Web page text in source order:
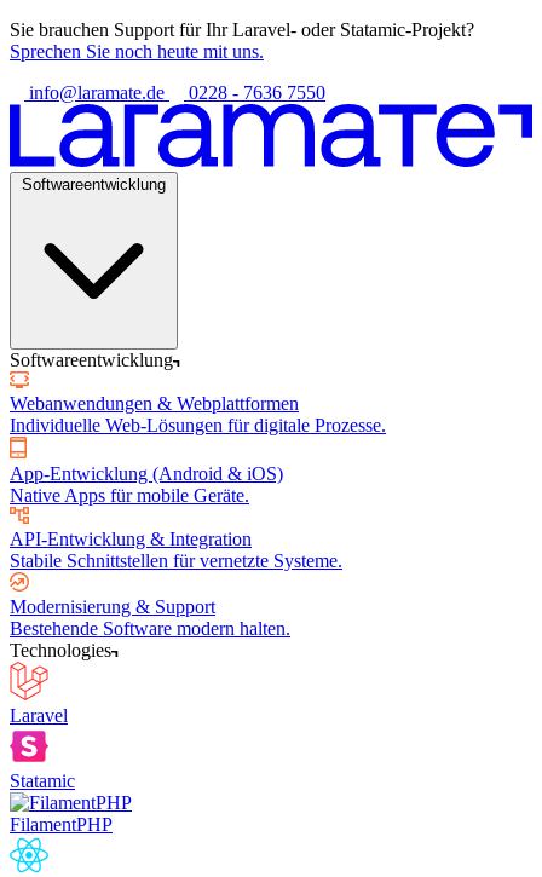
Sie brauchen Support für Ihr Laravel- oder Statamic-Projekt?
Sprechen Sie noch heute mit uns.
info@laramate.de
0228 - 7636 7550
Softwareentwicklung
Softwareentwicklung
Webanwendungen & Webplattformen
Individuelle Web-Lösungen für digitale Prozesse.
App-Entwicklung (Android & iOS)
Native Apps für mobile Geräte.
API-Entwicklung & Integration
Stabile Schnittstellen für vernetzte Systeme.
Modernisierung & Support
Bestehende Software modern halten.
Technologies
Laravel
Statamic
FilamentPHP